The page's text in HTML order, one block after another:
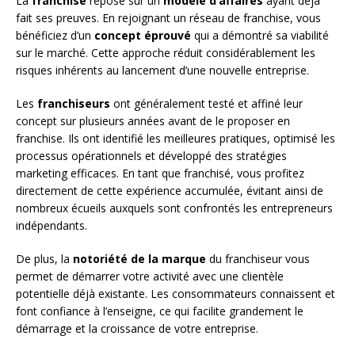
fait ses preuves. En rejoignant un réseau de franchise, vous
bénéficiez d’un concept éprouvé qui a démontré sa viabilité
sur le marché. Cette approche réduit considérablement les
risques inhérents au lancement d’une nouvelle entreprise.
Les franchiseurs ont généralement testé et affiné leur
concept sur plusieurs années avant de le proposer en
franchise. Ils ont identifié les meilleures pratiques, optimisé les
processus opérationnels et développé des stratégies
marketing efficaces. En tant que franchisé, vous profitez
directement de cette expérience accumulée, évitant ainsi de
nombreux écueils auxquels sont confrontés les entrepreneurs
indépendants.
De plus, la notoriété de la marque du franchiseur vous
permet de démarrer votre activité avec une clientèle
potentielle déjà existante. Les consommateurs connaissent et
font confiance à l’enseigne, ce qui facilite grandement le
démarrage et la croissance de votre entreprise.